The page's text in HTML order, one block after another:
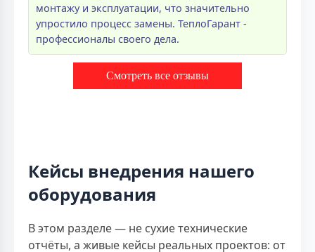
монтажу и эксплуатации, что значительно
упростило процесс замены. ТеплоГарант -
профессионалы своего дела.
Смотреть все отзывы
Кейсы внедрения нашего
оборудования
В этом разделе — не сухие технические
отчёты, а живые кейсы реальных проектов: от